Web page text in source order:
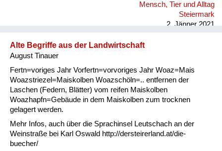
Mensch, Tier und Alltag
Steiermark
2. Jänner 2021
Alte Begriffe aus der Landwirtschaft
August Tinauer
Fertn=voriges Jahr Vorfertn=vorvoriges Jahr Woaz=Mais
Woazstriezel=Maiskolben Woazschöln=.. entfernen der
Laschen (Federn, Blätter) vom reifen Maiskolben
Woazhapfn=Gebäude in dem Maiskolben zum trocknen
gelagert werden.
Mehr Infos, auch über die Sprachinsel Leutschach an der
Weinstraße bei Karl Oswald http://dersteirerland.at/die-
buecher/